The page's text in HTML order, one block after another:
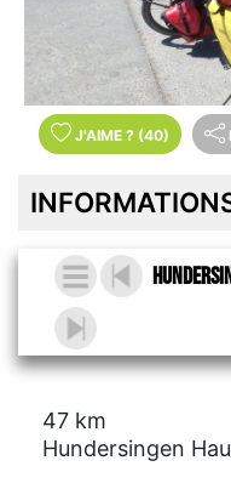
J'AIME ? (40)
47 km
Hundersingen